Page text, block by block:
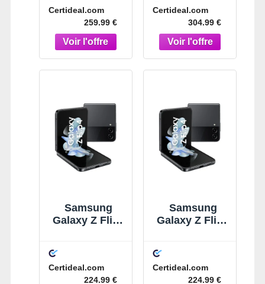
Certideal.com
259.99 €
Certideal.com
304.99 €
Samsung
Galaxy Z Flip4
Certideal.com
224.99 €
Samsung
Galaxy Z Flip4
Certideal.com
224.99 €